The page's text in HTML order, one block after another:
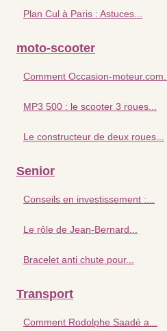
Plan Cul à Paris : Astuces...
moto-scooter
Comment Occasion-moteur.com...
MP3 500 : le scooter 3 roues...
Le constructeur de deux roues...
Senior
Conseils en investissement :...
Le rôle de Jean-Bernard...
Bracelet anti chute pour...
Transport
Comment Rodolphe Saadé a...